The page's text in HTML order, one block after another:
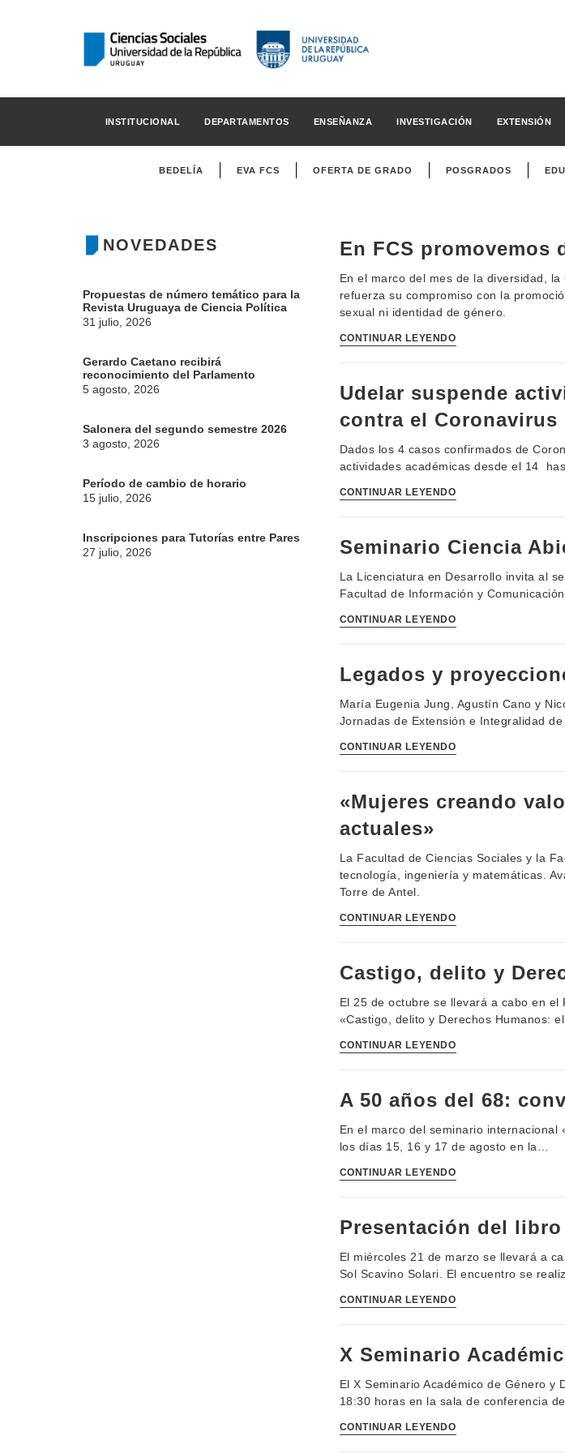
INSTITUCIONAL DEPARTAMENTOS ENSEÑANZA INVESTIGACIÓN EXTENSIÓN
BEDELÍA EVA FCS OFERTA DE GRADO POSGRADOS
NOVEDADES
Propuestas de número temático para la
Revista Uruguaya de Ciencia Política
31 julio, 2026
Gerardo Caetano recibirá
reconocimiento del Parlamento
5 agosto, 2026
Salonera del segundo semestre 2026
3 agosto, 2026
Período de cambio de horario
15 julio, 2026
Inscripciones para Tutorías entre Pares
27 julio, 2026
En FCS promovemos
En el marco del mes de la diversidad,
refuerza su compromiso con la
sexual ni identidad de género.
CONTINUAR LEYENDO
Udelar suspende
contra el Coronavirus
Dados los 4 casos confirmados de
actividades académicas desde el 14
CONTINUAR LEYENDO
Seminario Ciencia
La Licenciatura en Desarrollo invita al
Facultad de Información y Comunicación.
CONTINUAR LEYENDO
Legados y
María Eugenia Jung, Agustín Cano y
Jornadas de Extensión e Integralidad
CONTINUAR LEYENDO
«Mujeres creando
actuales»
La Facultad de Ciencias Sociales y la
tecnología, ingeniería y matemáticas.
Torre de Antel.
CONTINUAR LEYENDO
Castigo, delito y
El 25 de octubre se llevará a cabo en
«Castigo, delito y Derechos Humanos:
CONTINUAR LEYENDO
A 50 años del 68:
En el marco del seminario
los días 15, 16 y 17 de agosto en la…
CONTINUAR LEYENDO
Presentación del
El miércoles 21 de marzo se llevará a
Sol Scavino Solari. El encuentro se
CONTINUAR LEYENDO
X Seminario
El X Seminario Académico de Género
18:30 horas en la sala de conferencia
CONTINUAR LEYENDO